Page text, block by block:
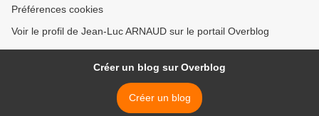
Préférences cookies
Voir le profil de Jean-Luc ARNAUD sur le portail Overblog
Créer un blog sur Overblog
Créer un blog